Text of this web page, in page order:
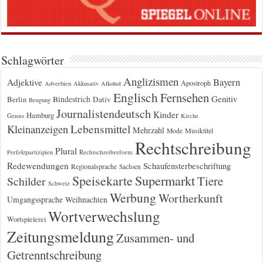
Schlagwörter
Adjektive Adverbien Akkusativ Alkohol Anglizismen Apostroph Bayern
Berlin Beugung Bindestrich Dativ EnglischFernsehen Genitiv
Genus Hamburg Journalistendeutsch Kinder Kirche
Kleinanzeigen Lebensmittel Mehrzahl Mode Musiktitel
Perfektpartizipien Plural Rechtschreibreform Rechtschreibung
Redewendungen Regionalsprache Sachsen Schaufensterbeschriftung
Schilder Schweiz Speisekarte SupermarktTiere
Umgangssprache Weihnachten WerbungWortherkunft
Wortspielerei Wortverwechslung
ZeitungsmeldungZusammen- und
Getrenntschreibung